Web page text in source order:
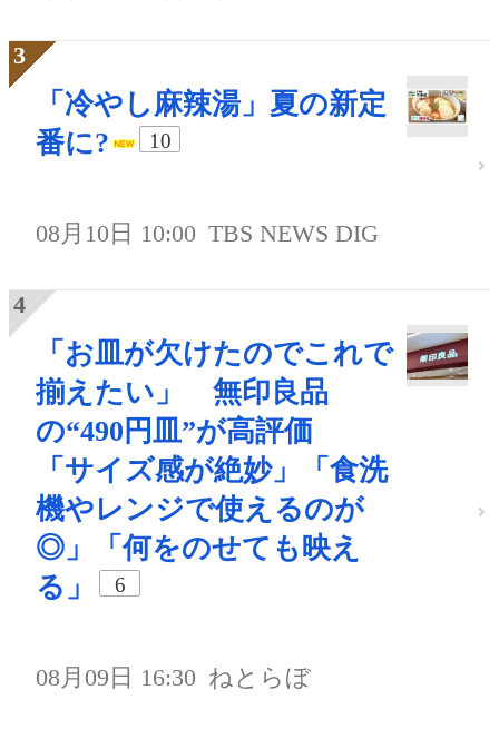
「冷やし麻辣湯」夏の新定
番に?
10
08月10日 10:00 TBS NEWS DIG
「お皿が欠けたのでこれで
揃えたい」 無印良品
の“490円皿”が高評価
「サイズ感が絶妙」「食洗
機やレンジで使えるのが
◎」「何をのせても映え
る」
6
08月09日 16:30 ねとらぼ